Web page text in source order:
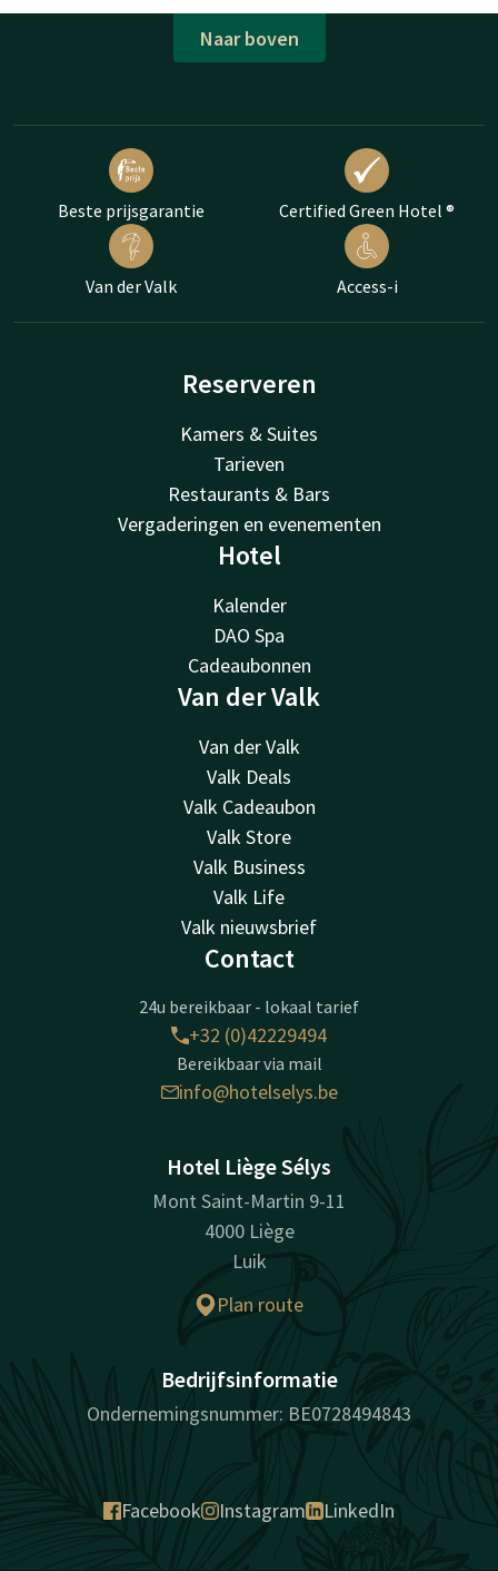
Naar boven
Beste prijsgarantie Certified Green Hotel ®
Van der Valk Access-i
Reserveren
Kamers & Suites
Tarieven
Restaurants & Bars
Vergaderingen en evenementen
Hotel
Kalender
DAO Spa
Cadeaubonnen
Van der Valk
Van der Valk
Valk Deals
Valk Cadeaubon
Valk Store
Valk Business
Valk Life
Valk nieuwsbrief
Contact
24u bereikbaar - lokaal tarief
+32 (0)42229494
Bereikbaar via mail
info@hotelselys.be
Hotel Liège Sélys
Mont Saint-Martin 9-11
4000 Liège
Luik
Plan route
Bedrijfsinformatie
Ondernemingsnummer: BE0728494843
Facebook Instagram LinkedIn